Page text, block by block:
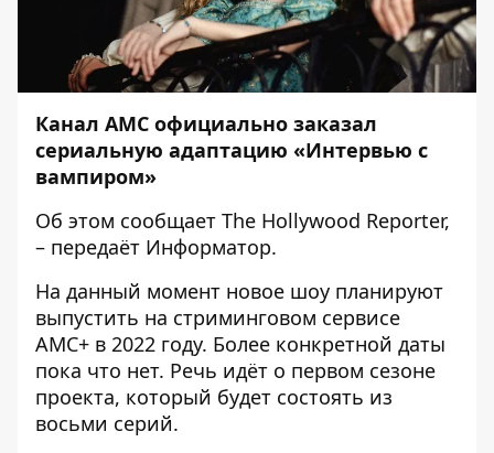
Канал AMC официально заказал
сериальную адаптацию «Интервью с
вампиром»
Об этом сообщает The Hollywood Reporter,
– передаёт Информатор.
На данный момент новое шоу планируют
выпустить на стриминговом сервисе
AMC+ в 2022 году. Более конкретной даты
пока что нет. Речь идёт о первом сезоне
проекта, который будет состоять из
восьми серий.